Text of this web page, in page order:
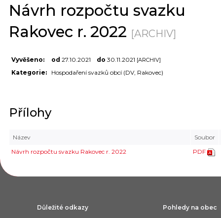
Návrh rozpočtu svazku
Rakovec r. 2022 [ARCHIV]
Vyvěšeno: od 27.10.2021 do 30.11.2021 [ARCHIV]
Kategorie: Hospodaření svazků obcí (DV, Rakovec)
Přílohy
Název
Soubor
Návrh rozpočtu svazku Rakovec r. 2022
PDF
Důležité odkazy Pohledy na obec